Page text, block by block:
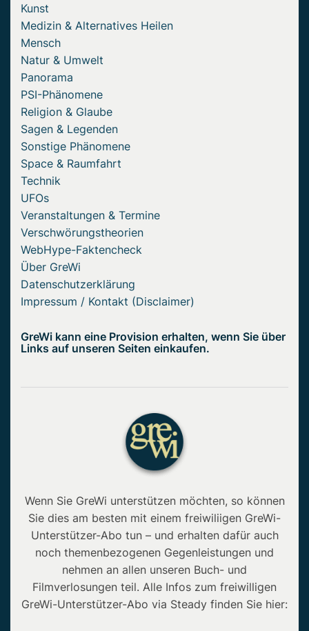
Kunst
Medizin & Alternatives Heilen
Mensch
Natur & Umwelt
Panorama
PSI-Phänomene
Religion & Glaube
Sagen & Legenden
Sonstige Phänomene
Space & Raumfahrt
Technik
UFOs
Veranstaltungen & Termine
Verschwörungstheorien
WebHype-Faktencheck
Über GreWi
Datenschutzerklärung
Impressum / Kontakt (Disclaimer)
GreWi kann eine Provision erhalten, wenn Sie über
Links auf unseren Seiten einkaufen.
Wenn Sie GreWi unterstützen möchten, so können
Sie dies am besten mit einem freiwiliigen GreWi-
Unterstützer-Abo tun – und erhalten dafür auch
noch themenbezogenen Gegenleistungen und
nehmen an allen unseren Buch- und
Filmverlosungen teil. Alle Infos zum freiwilligen
GreWi-Unterstützer-Abo via Steady finden Sie hier: